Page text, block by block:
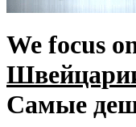
We focus
Самые